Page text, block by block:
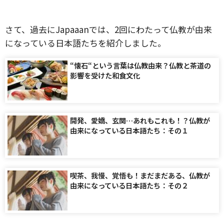
さて、過去にJapaaanでは、2回にわたって仏教が由来
になっている日本語たちを紹介しました。
“懐石“という言葉は仏教由来？仏教と茶道の
影響を受けた和食文化
開発、愛嬌、玄関…あれもこれも！？仏教が
由来になっている日本語たち：その１
喫茶、我慢、覚悟も！まだまだある、仏教が
由来になっている日本語たち：その２